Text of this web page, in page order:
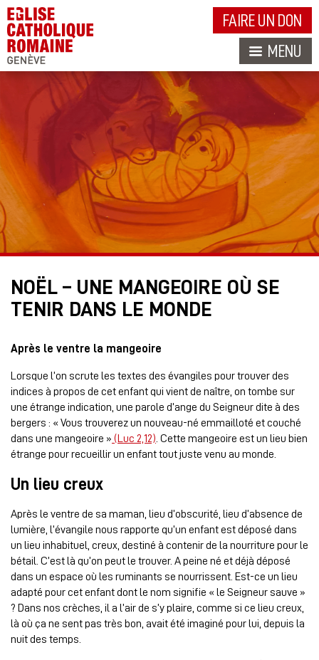
FAIRE UN DON
MENU
NOËL – UNE MANGEOIRE OÙ SE
TENIR DANS LE MONDE
Après le ventre la mangeoire
Lorsque l’on scrute les textes des évangiles pour trouver des
indices à propos de cet enfant qui vient de naître, on tombe sur
une étrange indication, une parole d’ange du Seigneur dite à des
bergers : « Vous trouverez un nouveau-né emmailloté et couché
dans une mangeoire » (Luc 2,12). Cette mangeoire est un lieu bien
étrange pour recueillir un enfant tout juste venu au monde.
Un lieu creux
Après le ventre de sa maman, lieu d’obscurité, lieu d’absence de
lumière, l’évangile nous rapporte qu’un enfant est déposé dans
un lieu inhabituel, creux, destiné à contenir de la nourriture pour le
bétail. C’est là qu’on peut le trouver. A peine né et déjà déposé
dans un espace où les ruminants se nourrissent. Est-ce un lieu
adapté pour cet enfant dont le nom signifie « le Seigneur sauve »
? Dans nos crèches, il a l’air de s’y plaire, comme si ce lieu creux,
là où ça ne sent pas très bon, avait été imaginé pour lui, depuis la
nuit des temps.